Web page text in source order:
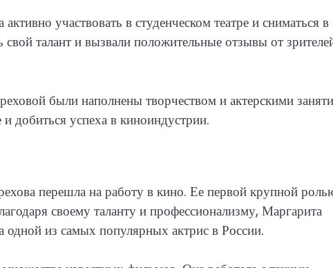
участвовать в студенческом театре и сниматься в
талант и вызвали положительные отзывы от
были наполнены творчеством и актерскими
добиться успеха в киноиндустрии.
перешла на работу в кино. Ее первой крупной
своему таланту и профессионализму, Маргарита
одной из самых популярных актрис в России.